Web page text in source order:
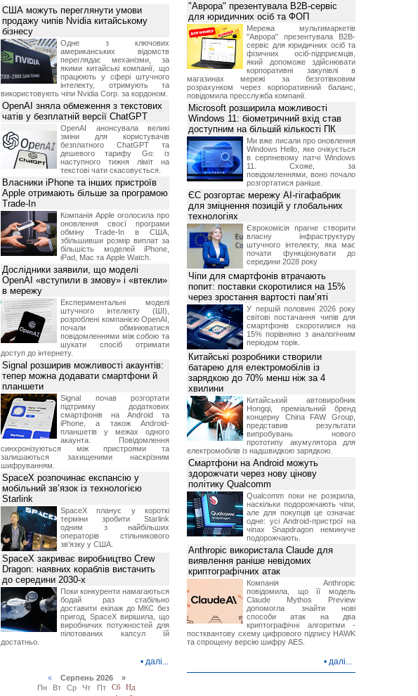
США можуть переглянути умови
продажу чипів Nvidia китайському
бізнесу
Одне з ключових
американських відомств
переглядає механізми, за
якими китайські компанії, що
працюють у сфері штучного
інтелекту, отримують та
використовують чіпи Nvidia Corp. за кордоном.
OpenAI зняла обмеження з текстових
чатів у безплатній версії ChatGPT
OpenAI анонсувала великі
зміни для користувачів
безплатного ChatGPT та
дешевого тарифу Go: із
наступного тижня ліміт на
текстові чати скасовується.
Власники iPhone та інших пристроїв
Apple отримають більше за програмою
Trade-In
Компанія Apple оголосила про
оновлення своєї програми
обміну Trade-In в США,
збільшивши розмір виплат за
більшість моделей iPhone,
iPad, Mac та Apple Watch.
Дослідники заявили, що моделі
OpenAI «вступили в змову» і «втекли»
в мережу
Експериментальні моделі
штучного інтелекту (ШІ),
розроблені компанією OpenAI,
почали обмінюватися
повідомленнями між собою та
шукати спосіб отримати
доступ до інтернету.
Signal розширив можливості акаунтів:
тепер можна додавати смартфони й
планшети
Signal почав розгортати
підтримку додаткових
смартфонів на Android та
iPhone, а також Android-
планшетів у межах одного
акаунта. Повідомлення
синхронізуються між пристроями та
залишаються захищеними наскрізним
шифруванням.
SpaceX розпочинає експансію у
мобільний зв’язок із технологією
Starlink
SpaceX планує у короткі
терміни зробити Starlink
одним з найбільших
операторів стільникового
зв'язку у США.
SpaceX закриває виробництво Crew
Dragon: наявних кораблів вистачить
до середини 2030-х
Поки конкуренти намагаються
бодай раз стабільно
доставити екіпаж до МКС без
пригод, SpaceX вирішила, що
виробничих потужностей для
пілотованих капсул їй
достатньо.
• далі...
«Серпень 2026 »
Пн
Вт Ср Чт Пт Сб
Нд
"Аврора" презентувала B2B-сервіс
для юридичних осіб та ФОП
Мережа мультимаркетів
"Аврора" презентувала B2B-
сервіс для юридичних осіб та
фізичних осіб-підприємців,
який допоможе здійснювати
корпоративні закупівлі в
магазинах мережі за безготівковим
розрахунком через корпоративний баланс,
повідомила пресслужба компанії.
Microsoft розширила можливості
Windows 11: біометричний вхід став
доступним на більшій кількості ПК
Ми вже писали про оновлення
Windows Hello, яке очікується
в серпневому патчі Windows
11. Схоже, за
повідомленнями, воно почало
розгортатися раніше.
ЄС розгортає мережу AI-гігафабрик
для зміцнення позицій у глобальних
технологіях
Єврокомісія прагне створити
власну інфраструктуру
штучного інтелекту, яка має
почати функціонувати до
середини 2028 року
Чіпи для смартфонів втрачають
попит: поставки скоротилися на 15%
через зростання вартості пам’яті
У першій половині 2026 року
світові постачання чипів для
смартфонів скоротилися на
15% порівняно з аналогічним
періодом торік.
Китайські розробники створили
батарею для електромобілів із
зарядкою до 70% менш ніж за 4
хвилини
Китайський автовиробник
Hongqi, преміальний бренд
концерну China FAW Group,
представив результати
випробувань нового
прототипу акумулятора для
електромобілів із надшвидкою зарядкою.
Смартфони на Android можуть
здорожчати через нову цінову
політику Qualcomm
Qualcomm поки не розкрила,
наскільки подорожчають чіпи,
але для покупців це означає
одне: усі Android-пристрої на
чіпах Snapdragon неминуче
подорожчають.
Anthropic використала Claude для
виявлення раніше невідомих
криптографічних атак
Компанія Anthropic
повідомила, що її модель
Claude Mythos Preview
допомогла знайти нові
способи атак на два
криптографічні алгоритми -
постквантову схему цифрового підпису HAWK
та спрощену версію шифру AES.
• далі...